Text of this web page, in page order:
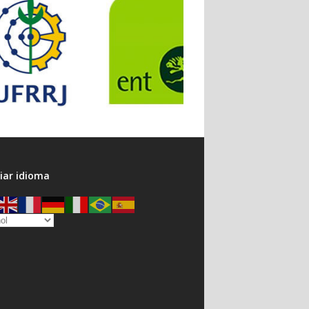
idioma